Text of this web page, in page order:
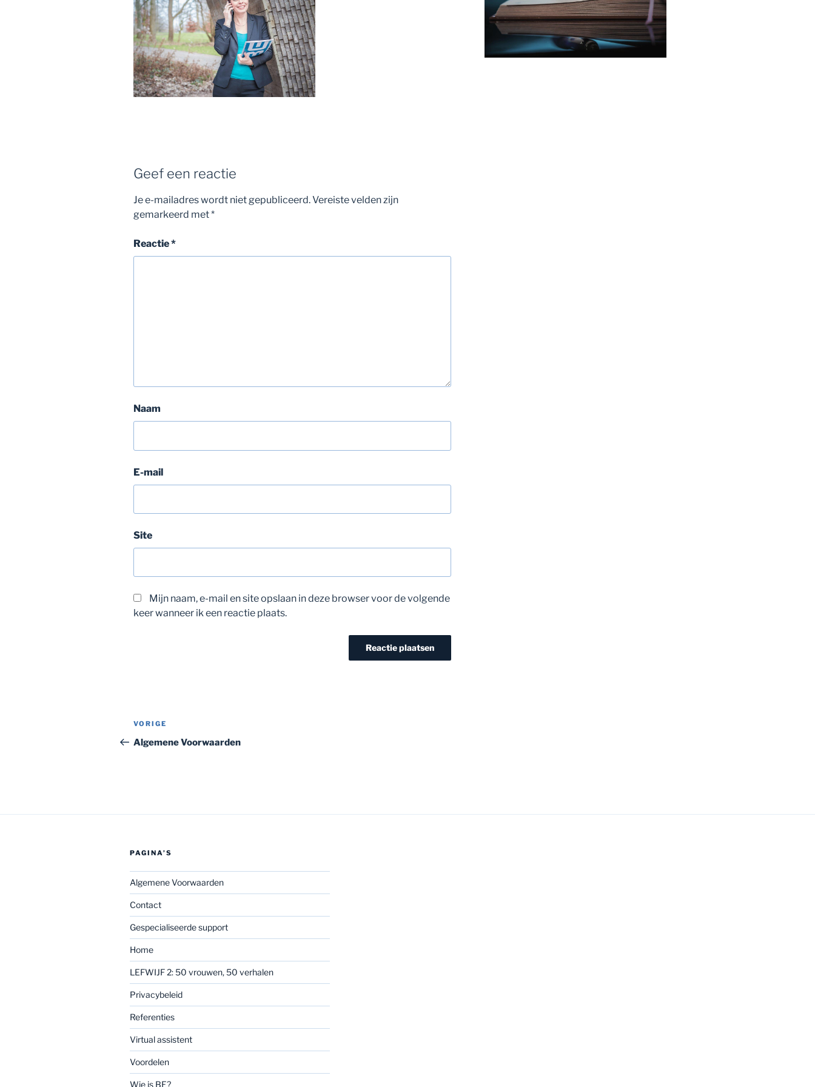
Geef een reactie
Je e-mailadres wordt niet gepubliceerd.Vereiste velden zijn
gemarkeerd met*
Reactie*
Naam
E-mail
Site
Mijn naam, e-mail en site opslaan in deze browser voor de volgende
keer wanneer ik een reactie plaats.
Bericht
navigatie
Vorig
bericht
VORIGE
Algemene Voorwaarden
PAGINA’S
Algemene Voorwaarden
Contact
Gespecialiseerde support
Home
LEFWIJF 2: 50 vrouwen, 50 verhalen
Privacybeleid
Referenties
Virtual assistent
Voordelen
Wie is BE?